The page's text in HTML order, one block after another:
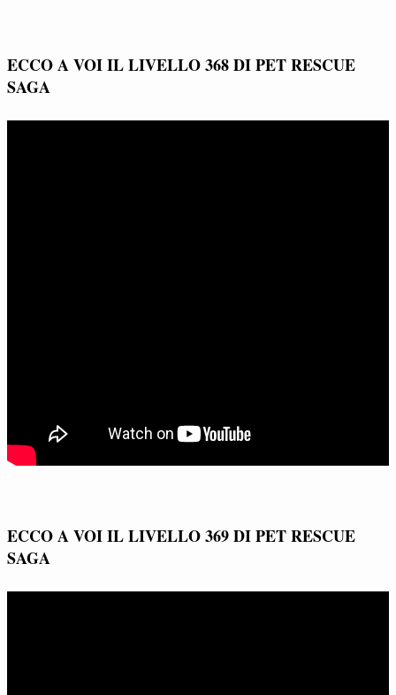
ECCO A VOI IL LIVELLO 368 DI PET RESCUE
SAGA
ECCO A VOI IL LIVELLO 369 DI PET RESCUE
SAGA